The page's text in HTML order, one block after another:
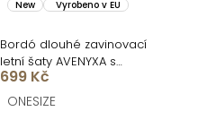
New Vyrobeno v EU
Bordó dlouhé zavinovací
letní šaty AVENYXA s
páskem
699 Kč
ONESIZE